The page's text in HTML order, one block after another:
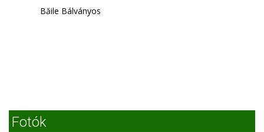
Băile Bálványos
Fotók